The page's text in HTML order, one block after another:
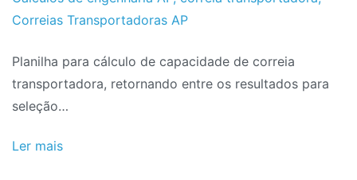
Correias Transportadoras AP
Planilha para cálculo de capacidade de correia
transportadora, retornando entre os resultados para
seleção…
Ler mais